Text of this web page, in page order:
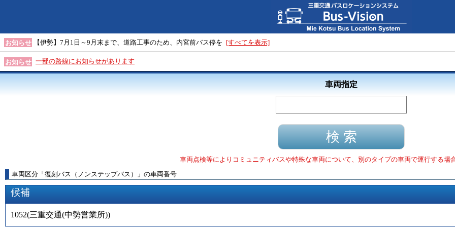
お知らせ 【伊勢】7月1日～9月末まで、道路工事のため、内宮前バス停を [すべてを表示]
お知らせ 一部の路線にお知らせがあります
車両指定
車両点検等によりコミュニティバスや特殊な車両について、別のタイプの車両で運行する場
車両区分 「 復刻バス（ノンステップバス） 」 の車両番号
候補
1052(三重交通(中勢営業所))